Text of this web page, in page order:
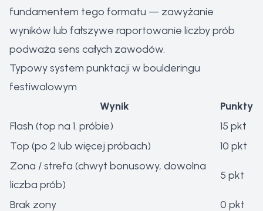
fundamentem tego formatu — zawyżanie
wyników lub fałszywe raportowanie liczby prób
podważa sens całych zawodów.
Typowy system punktacji w boulderingu
festiwalowym
Wynik
Punkty
Flash (top na 1. próbie)
15 pkt
Top (po 2 lub więcej próbach)
10 pkt
Zona / strefa (chwyt bonusowy, dowolna
liczba prób)
5 pkt
Brak zony
0 pkt